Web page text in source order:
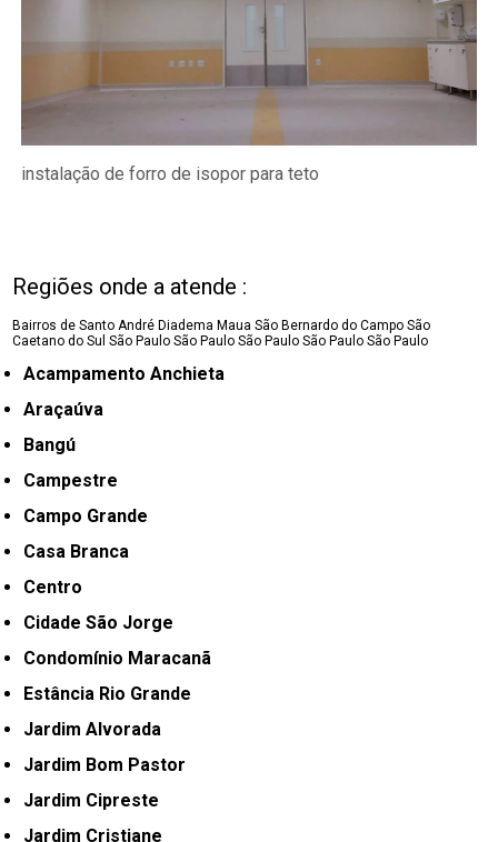
instalação de forro de isopor para teto
Regiões onde a atende :
Bairros de Santo André Diadema Maua São Bernardo do Campo São
Caetano do SulSão Paulo São Paulo São Paulo São Paulo São Paulo
Acampamento Anchieta
Araçaúva
Bangú
Campestre
Campo Grande
Casa Branca
Centro
Cidade São Jorge
Condomínio Maracanã
Estância Rio Grande
Jardim Alvorada
Jardim Bom Pastor
Jardim Cipreste
Jardim Cristiane